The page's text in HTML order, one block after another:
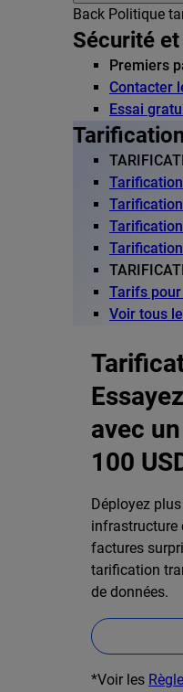
Back Politique
Sécurité
Premiers
Contacter
Essai
Tarification
Tarifs
Voir tous
avec
100
Déployez
infrastructure
factures
tarification
de données.
*Voir les